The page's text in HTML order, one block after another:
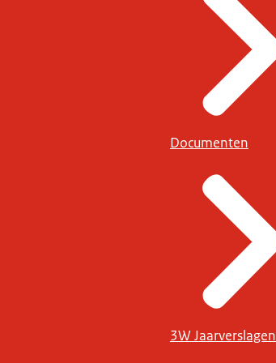
Documenten
3W Jaarverslagen